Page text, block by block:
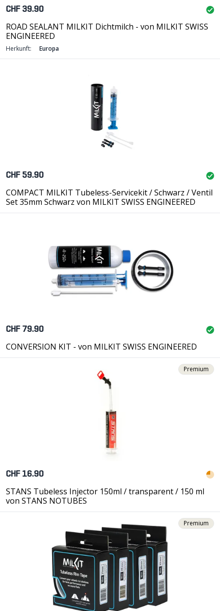
CHF 39.90
ROAD SEALANT MILKIT Dichtmilch - von MILKIT SWISS
ENGINEERED
Herkunft: Europa
CHF 59.90
COMPACT MILKIT Tubeless-Servicekit / Schwarz / Ventil
Set 35mm Schwarz von MILKIT SWISS ENGINEERED
CHF 79.90
CONVERSION KIT - von MILKIT SWISS ENGINEERED
Premium
CHF 16.90
STANS Tubeless Injector 150ml / transparent / 150 ml
von STANS NOTUBES
Premium